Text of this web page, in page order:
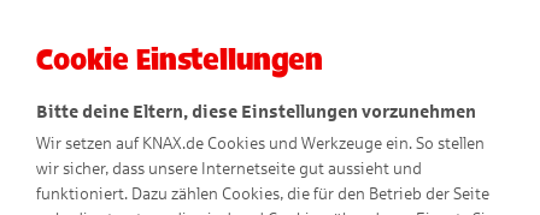
Cookie Einstellungen
Bitte deine Eltern, diese Einstellungen vorzunehmen
Wir setzen auf KNAX.de Cookies und Werkzeuge ein. So stellen
wir sicher, dass unsere Internetseite gut aussieht und
funktioniert. Dazu zählen Cookies, die für den Betrieb der Seite